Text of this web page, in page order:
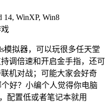
14, WinXP, Win8
模拟器，可以玩很多任天堂
持调倍速和开启金手指，还可
机对战；可能大家会好奇
个好？小编个人觉得你电脑
配置低或者笔记本就用